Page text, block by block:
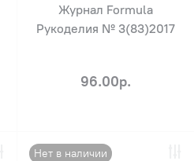
Журнал Formula
Рукоделия № 3(83)2017
96.00р.
Нет в наличии